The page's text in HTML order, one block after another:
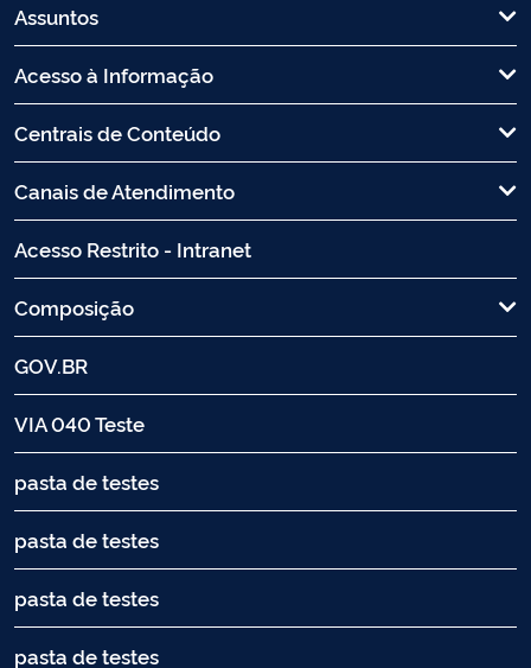
Assuntos
Acesso à Informação
Centrais de Conteúdo
Canais de Atendimento
Acesso Restrito - Intranet
Composição
GOV.BR
VIA 040 Teste
pasta de testes
pasta de testes
pasta de testes
pasta de testes